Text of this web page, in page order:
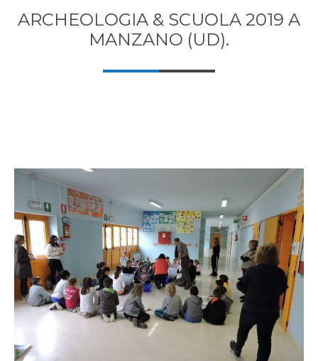
ARCHEOLOGIA & SCUOLA 2019 A
MANZANO (UD).